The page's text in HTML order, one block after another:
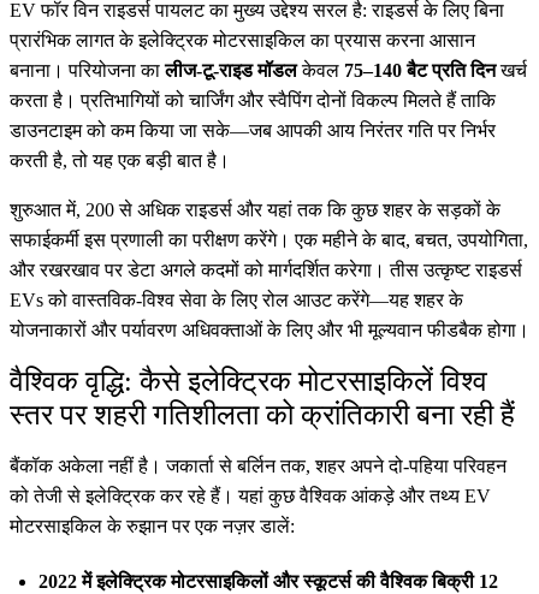
EV फॉर विन राइडर्स पायलट का मुख्य उद्देश्य सरल है: राइडर्स के लिए बिना
प्रारंभिक लागत के इलेक्ट्रिक मोटरसाइकिल का प्रयास करना आसान
बनाना। परियोजना कालीज-टू-राइड मॉडलकेवल 75–140 बैट प्रति दिनखर्च
करता है। प्रतिभागियों को चार्जिंग और स्वैपिंग दोनों विकल्प मिलते हैं ताकि
डाउनटाइम को कम किया जा सके—जब आपकी आय निरंतर गति पर निर्भर
करती है, तो यह एक बड़ी बात है।
शुरुआत में, 200 से अधिक राइडर्स और यहां तक कि कुछ शहर के सड़कों के
सफाईकर्मी इस प्रणाली का परीक्षण करेंगे। एक महीने के बाद, बचत, उपयोगिता,
और रखरखाव पर डेटा अगले कदमों को मार्गदर्शित करेगा। तीस उत्कृष्ट राइडर्स
EVs को वास्तविक-विश्व सेवा के लिए रोल आउट करेंगे—यह शहर के
योजनाकारों और पर्यावरण अधिवक्ताओं के लिए और भी मूल्यवान फीडबैक होगा।
वैश्विक वृद्धि: कैसे इलेक्ट्रिक मोटरसाइकिलें विश्व
स्तर पर शहरी गतिशीलता को क्रांतिकारी बना रही हैं
बैंकॉक अकेला नहीं है। जकार्ता से बर्लिन तक, शहर अपने दो-पहिया परिवहन
को तेजी से इलेक्ट्रिक कर रहे हैं। यहां कुछ वैश्विक आंकड़े और तथ्य EV
मोटरसाइकिल के रुझान पर एक नज़र डालें:
2022 में इलेक्ट्रिक मोटरसाइकिलों और स्कूटर्स की वैश्विक बिक्री 12